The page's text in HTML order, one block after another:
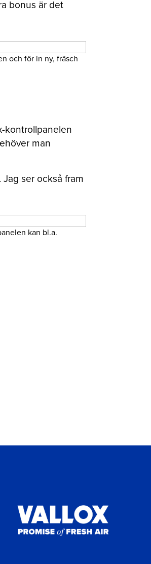
bonus är det
och för in ny, fräsch
kontrollpanelen
man
ser också fram
kan bl.a.